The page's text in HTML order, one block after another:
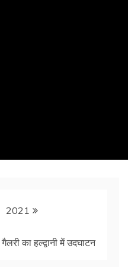
2021
का हल्द्वानी में उदघाटन